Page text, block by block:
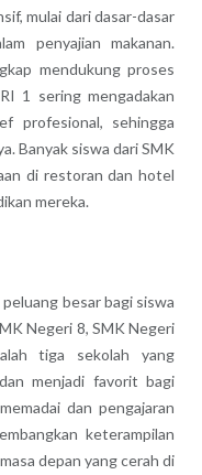
mulai dari dasar-dasar
penyajian makanan.
mendukung proses
1 sering mengadakan
profesional, sehingga
Banyak siswa dari SMK
di restoran dan hotel
mereka.
besar bagi siswa
Negeri 8, SMK Negeri
tiga sekolah yang
menjadi favorit bagi
dan pengajaran
keterampilan
depan yang cerah di